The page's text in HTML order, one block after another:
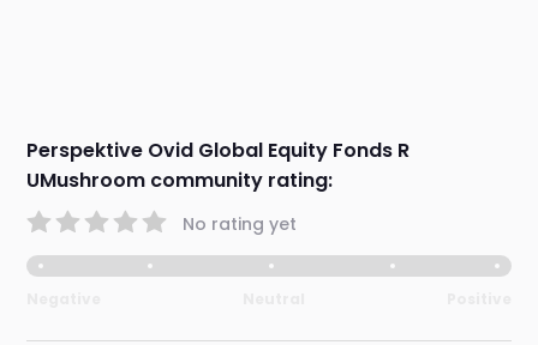
Perspektive Ovid Global Equity Fonds R
UMushroom community rating:
No rating yet